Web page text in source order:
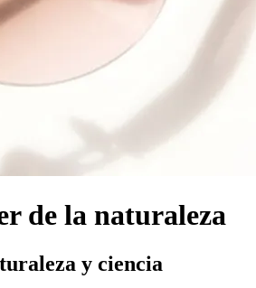
de la naturaleza
y ciencia